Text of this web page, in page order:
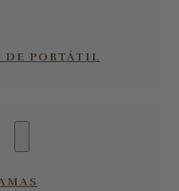
DE PORTÁTIL